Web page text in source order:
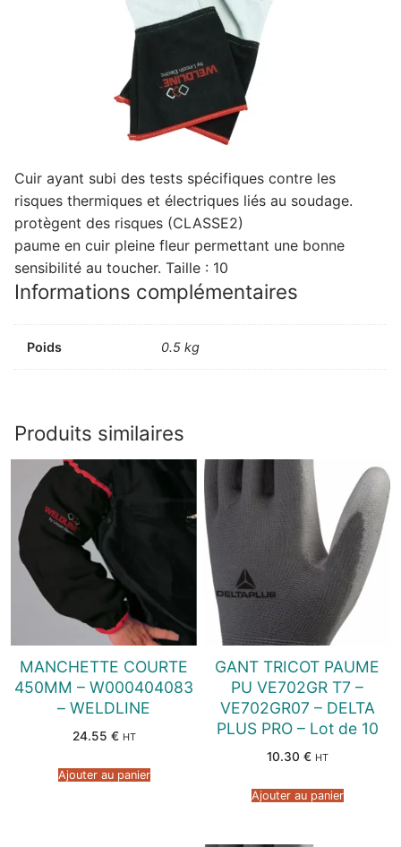
Cuir ayant subi des tests spécifiques contre les
risques thermiques et électriques liés au soudage.
protègent des risques (CLASSE2)
paume en cuir pleine fleur permettant une bonne
sensibilité au toucher. Taille : 10
Informations complémentaires
Poids 0.5 kg
Produits similaires
MANCHETTE COURTE
450MM – W000404083
– WELDLINE
24.55 € HT
Ajouter au panier
GANT TRICOT PAUME
PU VE702GR T7 –
VE702GR07 – DELTA
PLUS PRO – Lot de 10
10.30 € HT
Ajouter au panier